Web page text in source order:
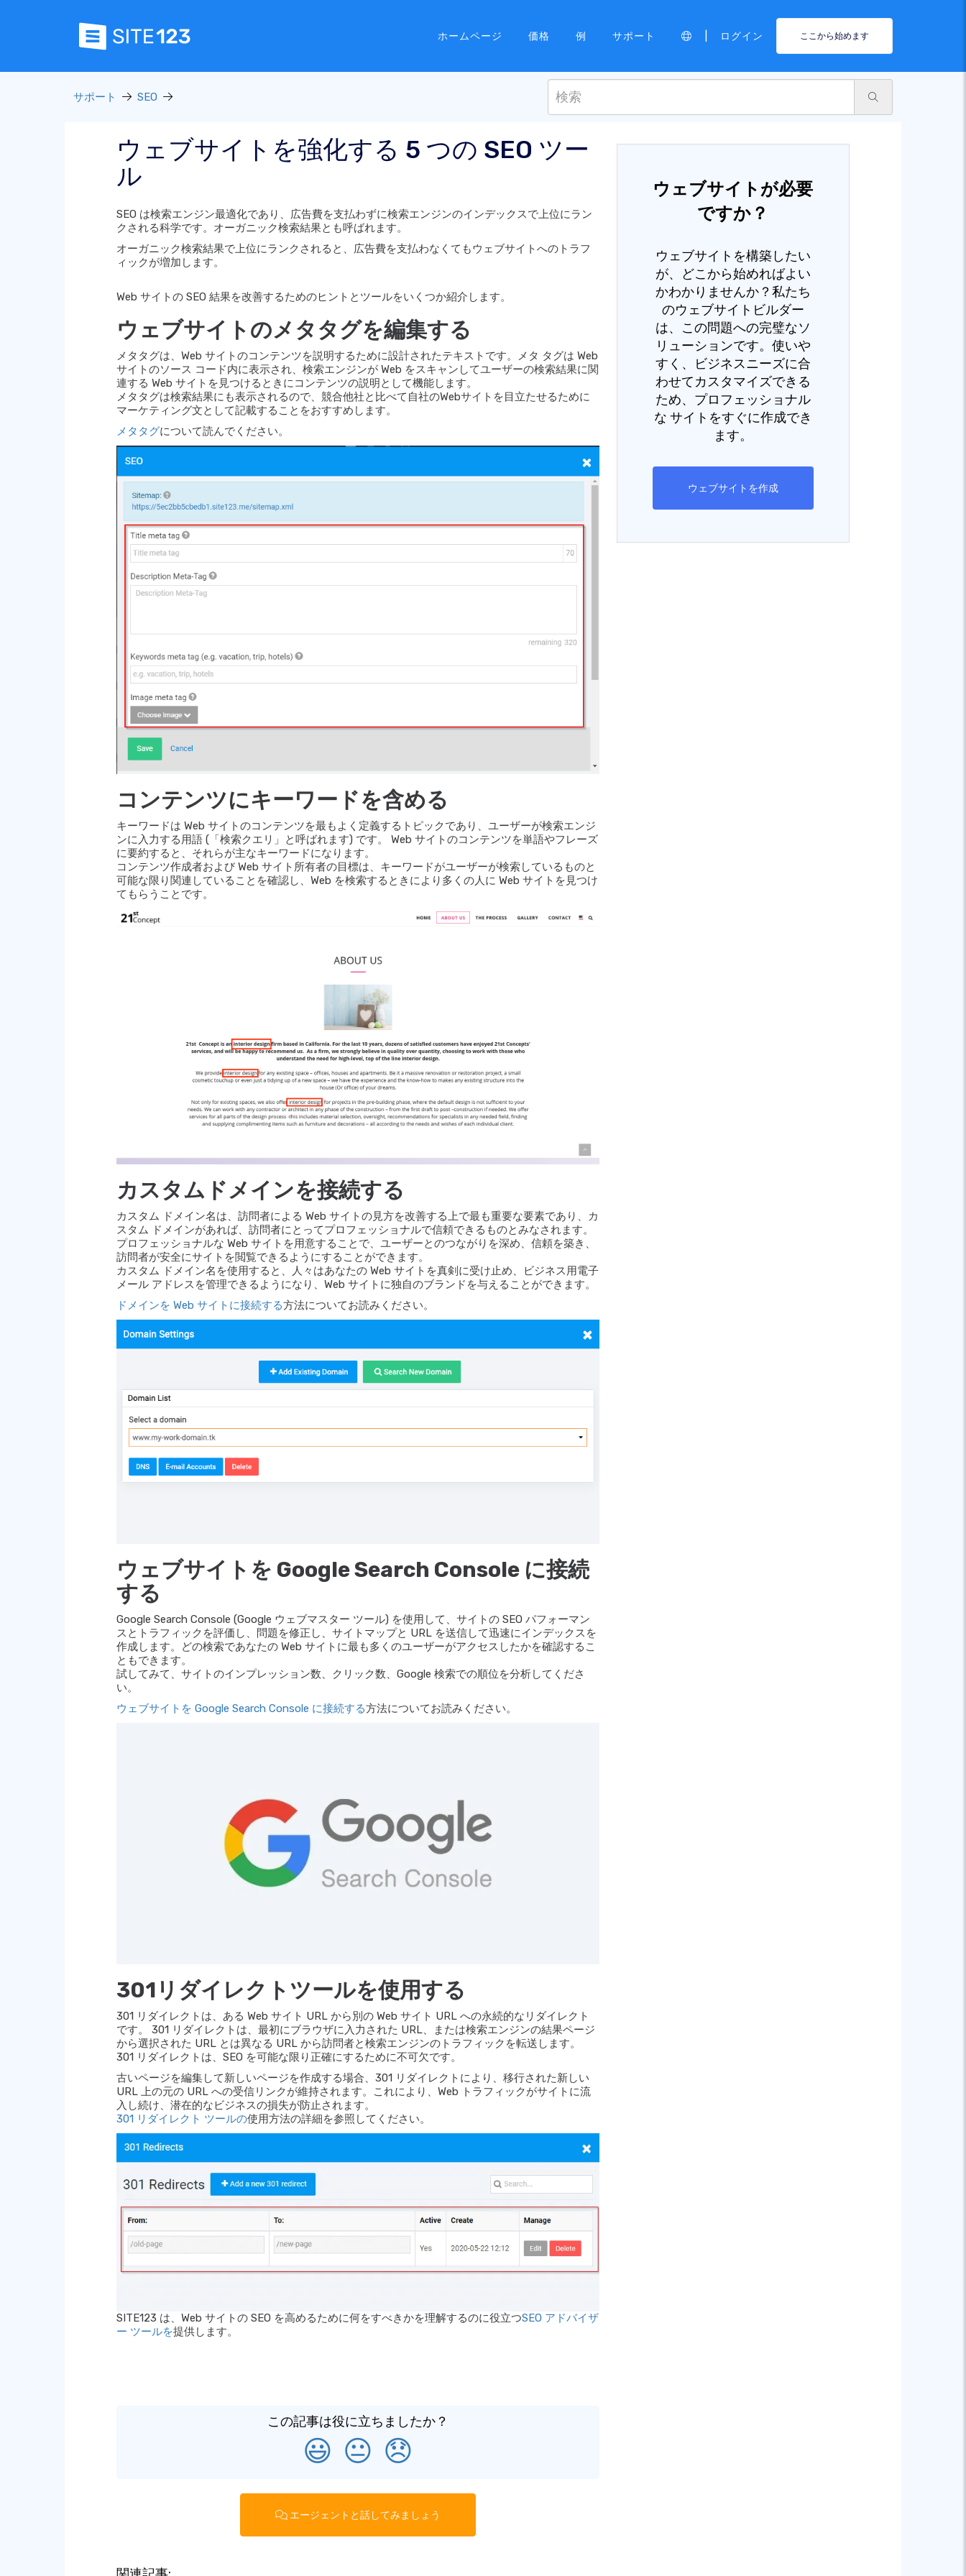
ホームページ 価格 例 サポート ログイン ここから始めます
サポート SEO
ウェブサイトを強化する 5 つの SEO ツー
ル
SEO は検索エンジン最適化であり、広告費を支払わずに検索エンジンのインデックスで上位にラン
クされる科学です。オーガニック検索結果とも呼ばれます。
オーガニック検索結果で上位にランクされると、広告費を支払わなくてもウェブサイトへのトラフ
ィックが増加します。
Web サイトの SEO 結果を改善するためのヒントとツールをいくつか紹介します。
ウェブサイトのメタタグを編集する
メタタグは、Web サイトのコンテンツを説明するために設計されたテキストです。メタ タグは Web
サイトのソース コード内に表示され、検索エンジンが Web をスキャンしてユーザーの検索結果に関
連する Web サイトを見つけるときにコンテンツの説明として機能します。
メタタグは検索結果にも表示されるので、競合他社と比べて自社のWebサイトを目立たせるために
マーケティング文として記載することをおすすめします。
メタタグについて読んでください。
コンテンツにキーワードを含める
キーワードは Web サイトのコンテンツを最もよく定義するトピックであり、ユーザーが検索エンジ
ンに入力する用語 (「検索クエリ」と呼ばれます) です。 Web サイトのコンテンツを単語やフレーズ
に要約すると、それらが主なキーワードになります。
コンテンツ作成者および Web サイト所有者の目標は、キーワードがユーザーが検索しているものと
可能な限り関連していることを確認し、Web を検索するときにより多くの人に Web サイトを見つけ
てもらうことです。
カスタムドメインを接続する
カスタム ドメイン名は、訪問者による Web サイトの見方を改善する上で最も重要な要素であり、カ
スタム ドメインがあれば、訪問者にとってプロフェッショナルで信頼できるものとみなされます。
プロフェッショナルな Web サイトを用意することで、ユーザーとのつながりを深め、信頼を築き、
訪問者が安全にサイトを閲覧できるようにすることができます。
カスタム ドメイン名を使用すると、人々はあなたの Web サイトを真剣に受け止め、ビジネス用電子
メール アドレスを管理できるようになり、Web サイトに独自のブランドを与えることができます。
ドメインを Web サイトに接続する方法についてお読みください。
ウェブサイトを Google Search Console に接続
する
Google Search Console (Google ウェブマスター ツール) を使用して、サイトの SEO パフォーマン
スとトラフィックを評価し、問題を修正し、サイトマップと URL を送信して迅速にインデックスを
作成します。どの検索であなたの Web サイトに最も多くのユーザーがアクセスしたかを確認するこ
ともできます。
試してみて、サイトのインプレッション数、クリック数、Google 検索での順位を分析してくださ
い。
ウェブサイトを Google Search Console に接続する方法についてお読みください。
301リダイレクトツールを使用する
301 リダイレクトは、ある Web サイト URL から別の Web サイト URL への永続的なリダイレクト
です。 301 リダイレクトは、最初にブラウザに入力された URL、または検索エンジンの結果ページ
から選択された URL とは異なる URL から訪問者と検索エンジンのトラフィックを転送します。
301 リダイレクトは、SEO を可能な限り正確にするために不可欠です。
古いページを編集して新しいページを作成する場合、301 リダイレクトにより、移行された新しい
URL 上の元の URL への受信リンクが維持されます。これにより、Web トラフィックがサイトに流
入し続け、潜在的なビジネスの損失が防止されます。
301 リダイレクト ツールの使用方法の詳細を参照してください。
SITE123 は、Web サイトの SEO を高めるために何をすべきかを理解するのに役立つSEO アドバイザ
ー ツールを提供します。
この記事は役に立ちましたか？
😃 😐 😞
エージェントと話してみましょう
ウェブサイトが必要
ですか？
ウェブサイトを構築したい
が、どこから始めればよい
かわかりませんか？私たち
のウェブサイトビルダー
は、この問題への完璧なソ
リューションです。使いや
すく、ビジネスニーズに合
わせてカスタマイズできる
ため、プロフェッショナル
な サイトをすぐに作成でき
ます。
ウェブサイトを作成